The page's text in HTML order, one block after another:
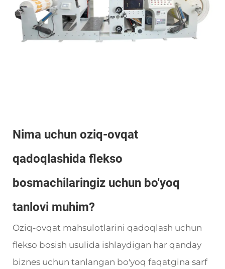
Nima uchun oziq-ovqat
qadoqlashida flekso
bosmachilaringiz uchun bo'yoq
tanlovi muhim?
Oziq-ovqat mahsulotlarini qadoqlash uchun
flekso bosish usulida ishlaydigan har qanday
biznes uchun tanlangan bo'yoq faqatgina sarf